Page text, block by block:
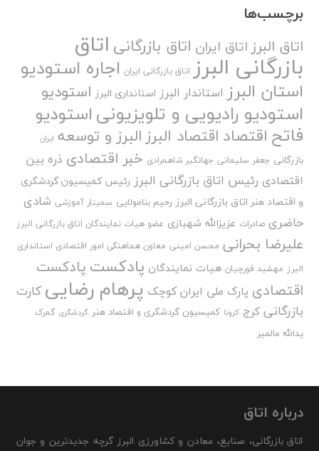
برچسب‌ها
اتاق البرزاتاق ایران اتاق بازرگانی اتاق
بازرگانی البرز اتاق بازرگانی ایران اجاره استودیو
استان البرز استاندار البرز استانداری البرز استودیو
استودیو رادیویی و تلویزیونیاستودیو
فاتح اقتصاد اقتصاد البرزالبرز و توسعه ایران
بازرگانی جعفر سلیمانی جهانگیر شاهمرادی خبر اقتصادی ذره بین
اقتصادی رئیس اتاق بازرگانی البرز رئیس کمیسیون گردشگری
و اقتصاد هنر اتاق بازرگانی البرز رحیم بنامولایی سمینار آموزشی شادی
حاضری صادرات عزیزالله شهبازی عضو هیات نمایندگان اتاق بازرگانی البرز
علیرضا بحرانی محسن امینی معاون هماهنگی امور اقتصادی استانداری
البرز مهشید قورچیان هیات نمایندگان پادکست پادکست
اقتصادی پارک ملی ایران کوچک پرهام رضایی کارت
بازرگانی کرج کرونا کمیسیون گردشگری و اقتصاد هنر گردشگری گمرک
یدالله مالمیر
درباره اتاق
اتاق بازرگانی، صنایع، معادن و کشاورزی البرز گرچه جدیدترین و جوان